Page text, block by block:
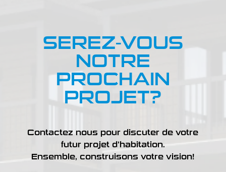
SEREZ-VOUS
NOTRE
PROCHAIN
PROJET?
Contactez nous pour discuter de votre
futur projet d’habitation.
Ensemble, construisons votre vision!